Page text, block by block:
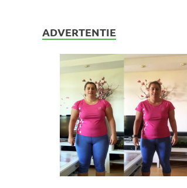
ADVERTENTIE